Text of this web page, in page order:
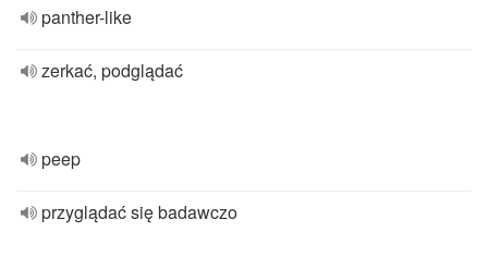
panther-like
zerkać, podglądać
peep
przyglądać się badawczo